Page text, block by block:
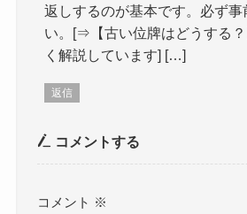
返しするのが基本です。必ず事
い。[⇒【古い位牌はどうする
く解説しています] […]
返信
コメントする
コメント ※